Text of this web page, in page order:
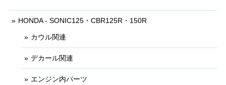
HONDA - SONIC125・CBR125R・150R
カウル関連
デカール関連
エンジン内パーツ